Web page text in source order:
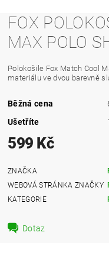
FOX
MAX POLO
Polokošile Fox Match Cool
materiálu ve dvou barevně
Běžná cena
Ušetříte
599 Kč
ZNAČKA
WEBOVÁ STRÁNKA ZNAČKY
KATEGORIE
Dotaz